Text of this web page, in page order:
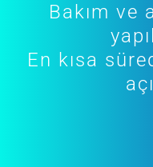
Bakım ve
En kısa